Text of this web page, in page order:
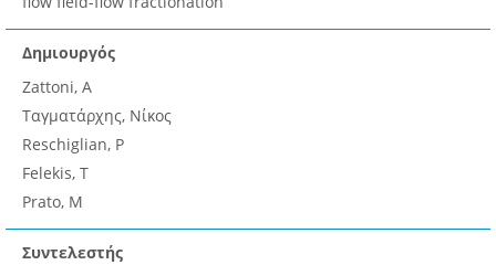
Δημιουργός
Zattoni, A
Ταγματάρχης, Νίκος
Reschiglian, P
Felekis, T
Prato, M
Συντελεστής